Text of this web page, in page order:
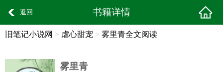
返回 书籍详情
旧笔记小说网 > 虐心甜宠 > 雾里青全文阅读
雾里青